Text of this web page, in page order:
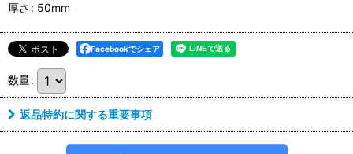
厚さ : 50mm
Facebookでシェア
数量:
返品特約に関する重要事項